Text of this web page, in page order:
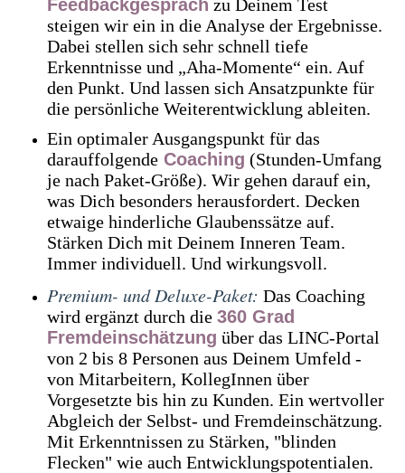
Feedbackgespräch zu Deinem Test
steigen wir ein in die Analyse der Ergebnisse.
Dabei stellen sich sehr schnell tiefe
Erkenntnisse und „Aha-Momente“ ein. Auf
den Punkt. Und lassen sich Ansatzpunkte für
die persönliche Weiterentwicklung ableiten.
Ein optimaler Ausgangspunkt für das
darauffolgende Coaching (Stunden-Umfang
je nach Paket-Größe). Wir gehen darauf ein,
was Dich besonders herausfordert. Decken
etwaige hinderliche Glaubenssätze auf.
Stärken Dich mit Deinem Inneren Team.
Immer individuell. Und wirkungsvoll.
Premium- und Deluxe-Paket: Das Coaching
wird ergänzt durch die360 Grad
Fremdeinschätzung über das LINC-Portal
von 2 bis 8 Personen aus Deinem Umfeld -
von Mitarbeitern, KollegInnen über
Vorgesetzte bis hin zu Kunden. Ein wertvoller
Abgleich der Selbst- und Fremdeinschätzung.
Mit Erkenntnissen zu Stärken, "blinden
Flecken" wie auch Entwicklungspotentialen.